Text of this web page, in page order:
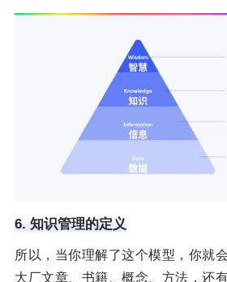
6. 知识管理的定义
所以，当你理解了这个模型，你就
大厂文章、书籍、概念、方法，还